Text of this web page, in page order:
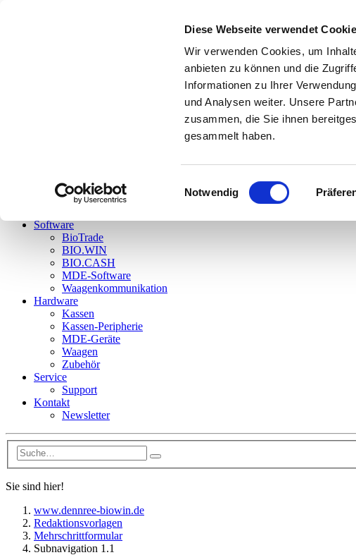
Diese Webseite verwendet
Wir verwenden Cookies, um
anbieten zu können und die
Informationen zu Ihrer
und Analysen weiter. Unsere
zusammen, die Sie ihnen
gesammelt haben.
Einwilligungsauswahl
Notwendig
www.dennree-biowin.de
BioTrade – DAS neue Warenwirtschaftssystem
Home
Software
BioTrade
BIO.WIN
BIO.CASH
MDE-Software
Waagenkommunikation
Hardware
Kassen
Kassen-Peripherie
MDE-Geräte
Waagen
Zubehör
Service
Support
Kontakt
Newsletter
Sie sind hier!
www.dennree-biowin.de
Redaktionsvorlagen
Mehrschrittformular
Subnavigation 1.1